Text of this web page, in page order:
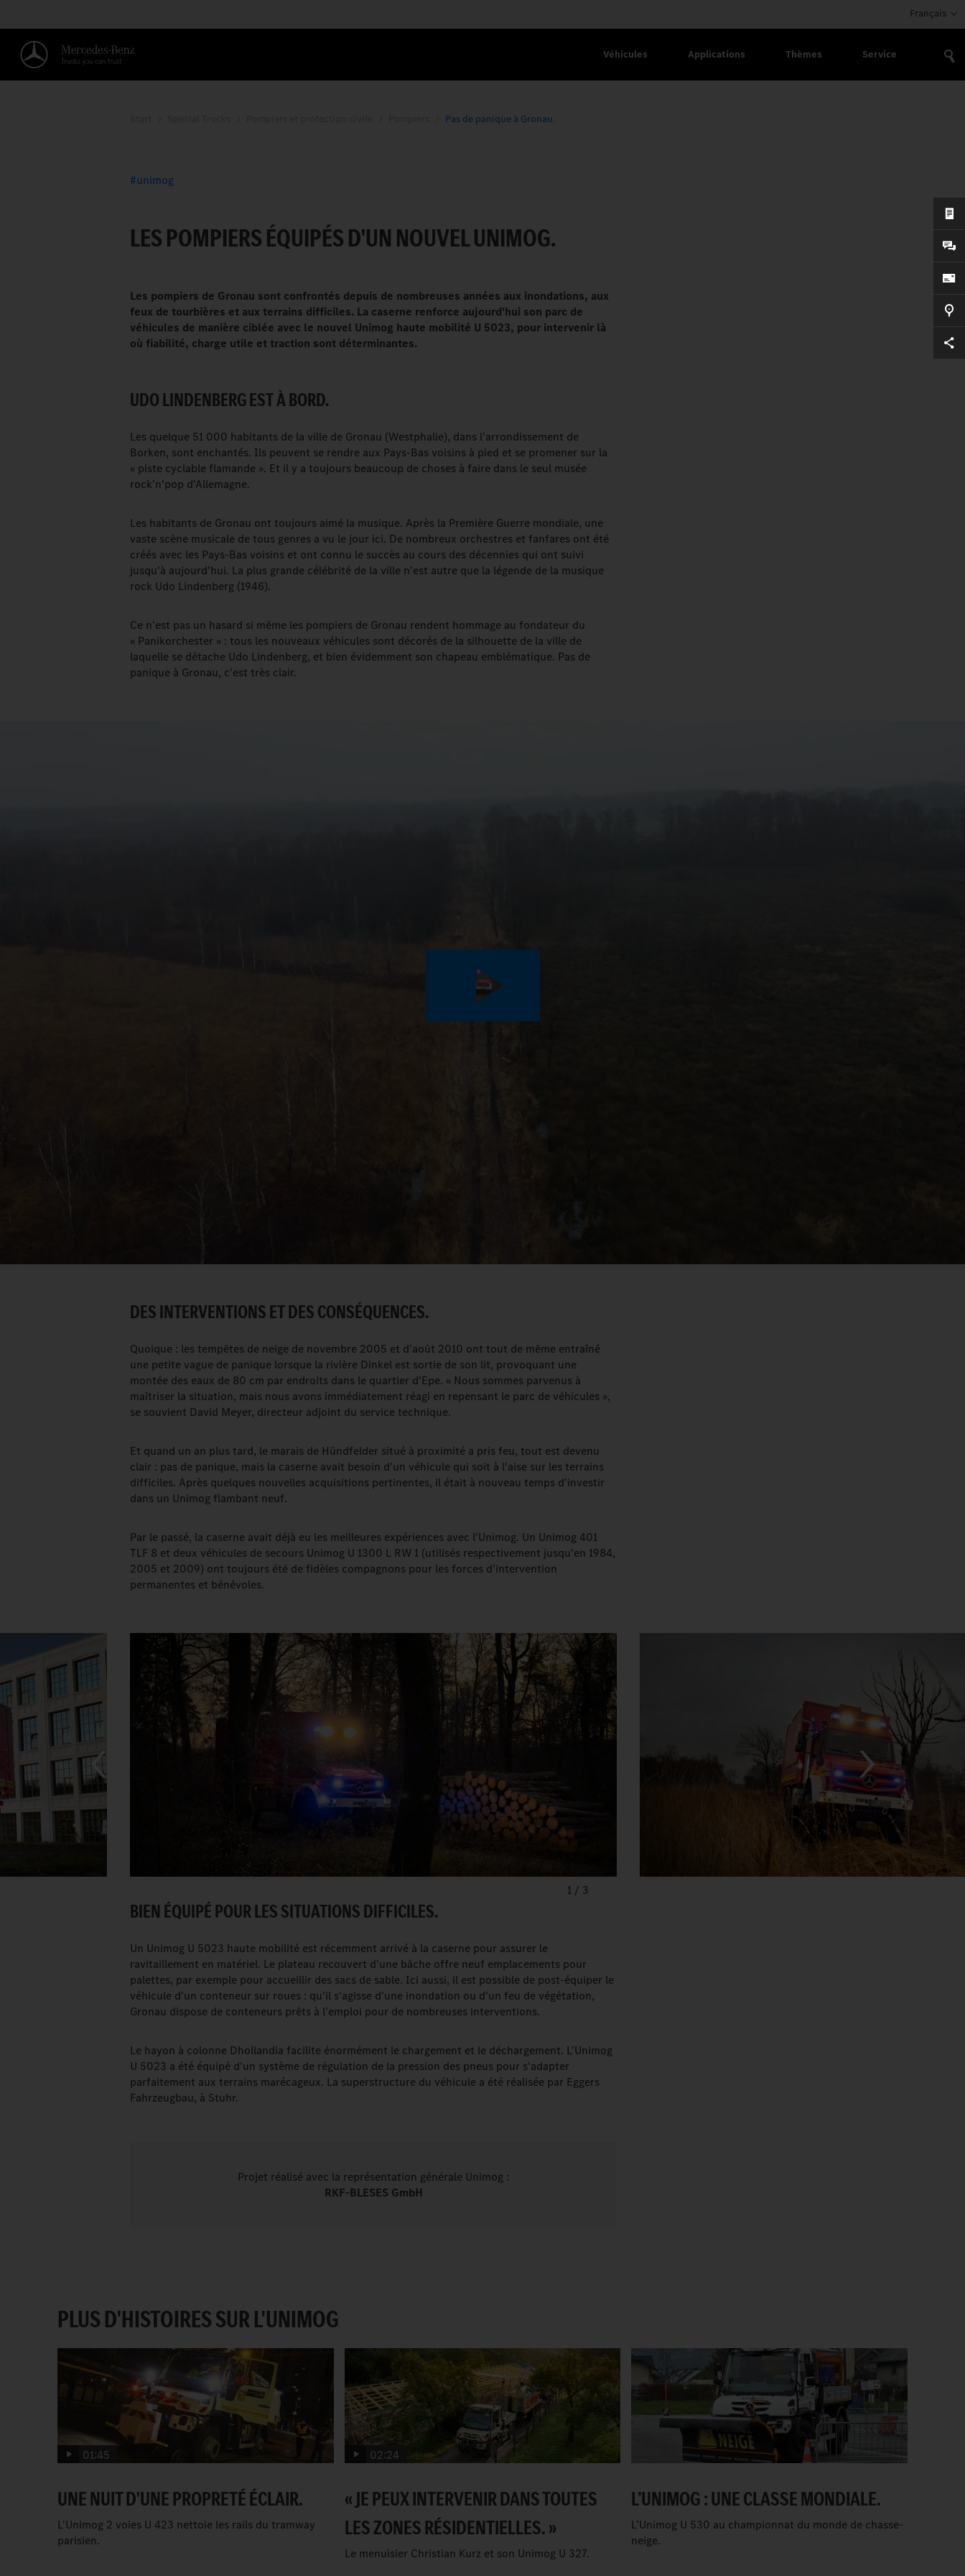
Français
Véhicules Applications Thèmes Service
Pas de panique à Gronau.
unimog
LES POMPIERS ÉQUIPÉS D'UN NOUVEL UNIMOG.
Les pompiers de Gronau sont confrontés depuis de nombreuses années aux inondations, aux
feux de tourbières et aux terrains difficiles. La caserne renforce aujourd'hui son parc de
véhicules de manière ciblée avec le nouvel Unimog haute mobilité U 5023, pour intervenir là
où fiabilité, charge utile et traction sont déterminantes.
UDO LINDENBERG EST À BORD.
Les quelque 51 000 habitants de la ville de Gronau (Westphalie), dans l'arrondissement de
Borken, sont enchantés. Ils peuvent se rendre aux Pays-Bas voisins à pied et se promener sur la
« piste cyclable flamande ». Et il y a toujours beaucoup de choses à faire dans le seul musée
rock'n'pop d'Allemagne.
Les habitants de Gronau ont toujours aimé la musique. Après la Première Guerre mondiale, une
vaste scène musicale de tous genres a vu le jour ici. De nombreux orchestres et fanfares ont été
créés avec les Pays-Bas voisins et ont connu le succès au cours des décennies qui ont suivi
jusqu'à aujourd'hui. La plus grande célébrité de la ville n'est autre que la légende de la musique
rock Udo Lindenberg (1946).
Ce n'est pas un hasard si même les pompiers de Gronau rendent hommage au fondateur du
« Panikorchester » : tous les nouveaux véhicules sont décorés de la silhouette de la ville de
laquelle se détache Udo Lindenberg, et bien évidemment son chapeau emblématique. Pas de
panique à Gronau, c'est très clair.
Play
DES INTERVENTIONS ET DES CONSÉQUENCES.
Quoique : les tempêtes de neige de novembre 2005 et d'août 2010 ont tout de même entraîné
une petite vague de panique lorsque la rivière Dinkel est sortie de son lit, provoquant une
montée des eaux de 80 cm par endroits dans le quartier d'Epe. « Nous sommes parvenus à
maîtriser la situation, mais nous avons immédiatement réagi en repensant le parc de véhicules »,
se souvient David Meyer, directeur adjoint du service technique.
Et quand un an plus tard, le marais de Hündfelder situé à proximité a pris feu, tout est devenu
clair : pas de panique, mais la caserne avait besoin d'un véhicule qui soit à l'aise sur les terrains
difficiles. Après quelques nouvelles acquisitions pertinentes, il était à nouveau temps d'investir
dans un Unimog flambant neuf.
Par le passé, la caserne avait déjà eu les meilleures expériences avec l'Unimog. Un Unimog 401
TLF 8 et deux véhicules de secours Unimog U 1300 L RW 1 (utilisés respectivement jusqu'en 1984,
2005 et 2009) ont toujours été de fidèles compagnons pour les forces d'intervention
permanentes et bénévoles.
1 / 3
BIEN ÉQUIPÉ POUR LES SITUATIONS DIFFICILES.
Un Unimog U 5023 haute mobilité est récemment arrivé à la caserne pour assurer le
ravitaillement en matériel. Le plateau recouvert d'une bâche offre neuf emplacements pour
palettes, par exemple pour accueillir des sacs de sable. Ici aussi, il est possible de post-équiper le
véhicule d'un conteneur sur roues : qu'il s'agisse d'une inondation ou d'un feu de végétation,
Gronau dispose de conteneurs prêts à l'emploi pour de nombreuses interventions.
Le hayon à colonne Dhollandia facilite énormément le chargement et le déchargement. L'Unimog
U 5023 a été équipé d'un système de régulation de la pression des pneus pour s'adapter
parfaitement aux terrains marécageux. La superstructure du véhicule a été réalisée par Eggers
Fahrzeugbau, à Stuhr.
Projet réalisé avec la représentation générale Unimog :
RKF-BLESES GmbH
PLUS D'HISTOIRES SUR L'UNIMOG
01:45
UNE NUIT D'UNE PROPRETÉ ÉCLAIR.
L'Unimog 2 voies U 423 nettoie les rails du tramway
parisien.
02:24
« JE PEUX INTERVENIR DANS TOUTES
LES ZONES RÉSIDENTIELLES. »
Le menuisier Christian Kurz et son Unimog U 327.
L’UNIMOG : UNE CLASSE MONDIALE.
L’Unimog U 530 au championnat du monde de chasse-
neige.